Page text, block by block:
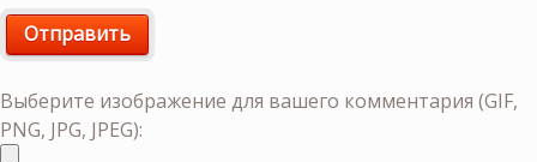
Выберите изображение для вашего комментария (GIF,
PNG, JPG, JPEG):